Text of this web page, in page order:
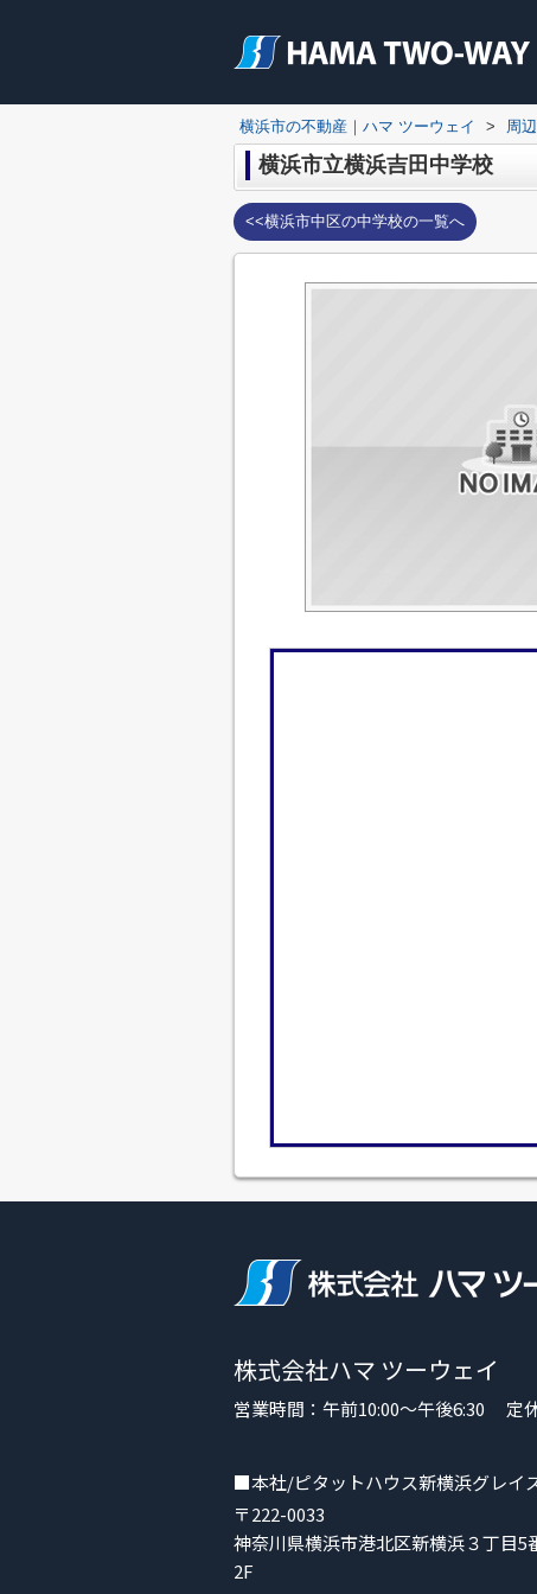
横浜市の不動産｜ハマ ツーウェイ > 周
横浜市立横浜吉田中学校
<<横浜市中区の中学校の一覧へ
株式会社ハマ ツーウェイ
営業時間：午前10:00～午後6:30 定
■本社/ピタットハウス新横浜グレイ
〒222-0033
神奈川県横浜市港北区新横浜３丁目5
2F